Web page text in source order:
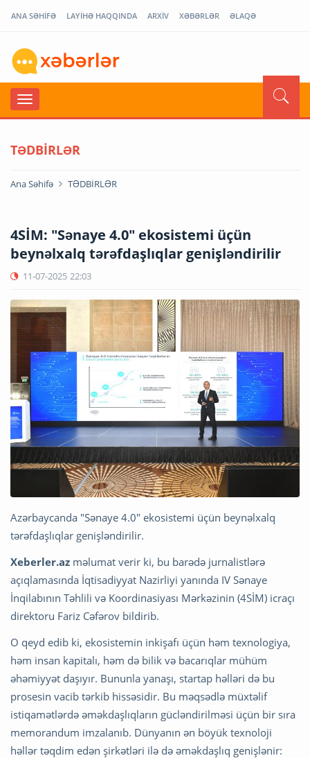
ANA SƏHİFƏ LAYİHƏ HAQQINDA ARXİV XƏBƏRLƏR ƏLAQƏ
TƏDBİRLƏR
Ana Səhifə TƏDBİRLƏR
4SİM: "Sənaye 4.0" ekosistemi üçün
beynəlxalq tərəfdaşlıqlar genişləndirilir
11-07-2025 22:03
Azərbaycanda "Sənaye 4.0" ekosistemi üçün beynəlxalq
tərəfdaşlıqlar genişləndirilir.
Xeberler.az məlumat verir ki, bu barədə jurnalistlərə
açıqlamasında İqtisadiyyat Nazirliyi yanında IV Sənaye
İnqilabının Təhlili və Koordinasiyası Mərkəzinin (4SİM) icraçı
direktoru Fariz Cəfərov bildirib.
O qeyd edib ki, ekosistemin inkişafı üçün həm texnologiya,
həm insan kapitalı, həm də bilik və bacarıqlar mühüm
əhəmiyyət daşıyır. Bununla yanaşı, startap həlləri də bu
prosesin vacib tərkib hissəsidir. Bu məqsədlə müxtəlif
istiqamətlərdə əməkdaşlıqların gücləndirilməsi üçün bir sıra
memorandum imzalanıb. Dünyanın ən böyük texnoloji
həllər təqdim edən şirkətləri ilə də əməkdaşlıq genişlənir: